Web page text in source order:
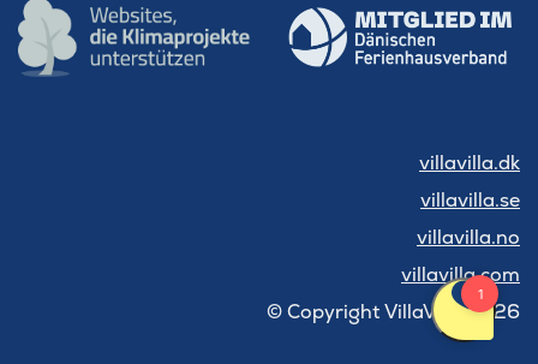
villavilla.dk
villavilla.se
villavilla.no
villavilla.com
© Copyright VillaVilla 2026